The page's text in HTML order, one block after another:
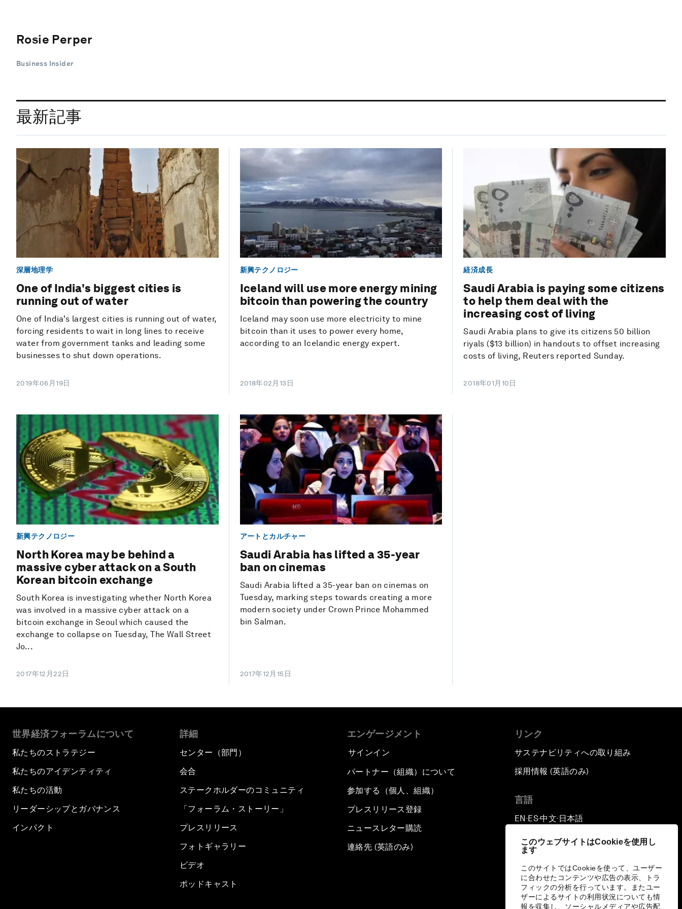
このウェブサイトはCookieを使用し
ます
このサイトではCookieを使って、ユーザー
に合わせたコンテンツや広告の表示、トラ
フィックの分析を行っています。またユー
ザーによるサイトの利用状況についても情
報を収集し、ソーシャルメディアや広告配
Rosie Perper
Business Insider
最新記事
深層地理学
One of India's biggest cities is
running out of water
One of India's largest cities is running out of water,
forcing residents to wait in long lines to receive
water from government tanks and leading some
businesses to shut down operations.
2019年06月19日
新興テクノロジー
Iceland will use more energy mining
bitcoin than powering the country
Iceland may soon use more electricity to mine
bitcoin than it uses to power every home,
according to an Icelandic energy expert.
2018年02月13日
経済成長
Saudi Arabia is paying some citizens
to help them deal with the
increasing cost of living
Saudi Arabia plans to give its citizens 50 billion
riyals ($13 billion) in handouts to offset increasing
costs of living, Reuters reported Sunday.
2018年01月10日
新興テクノロジー
North Korea may be behind a
massive cyber attack on a South
Korean bitcoin exchange
South Korea is investigating whether North Korea
was involved in a massive cyber attack on a
bitcoin exchange in Seoul which caused the
exchange to collapse on Tuesday, The Wall Street
Jo...
2017年12月22日
アートとカルチャー
Saudi Arabia has lifted a 35-year
ban on cinemas
Saudi Arabia lifted a 35-year ban on cinemas on
Tuesday, marking steps towards creating a more
modern society under Crown Prince Mohammed
bin Salman.
2017年12月15日
世界経済フォーラムについて
私たちのストラテジー
私たちのアイデンティティ
私たちの活動
リーダーシップとガバナンス
インパクト
詳細
センター（部門）
会合
ステークホルダーのコミュニティ
「フォーラム・ストーリー」
プレスリリース
フォトギャラリー
ビデオ
ポッドキャスト
エンゲージメント
サインイン
パートナー（組織）について
参加する（個人、組織）
プレスリリース登録
ニュースレター購読
連絡先 (英語のみ)
リンク
サステナビリティへの取り組み
採用情報 (英語のみ)
言語
EN ▪ ES▪中文▪ 日本語